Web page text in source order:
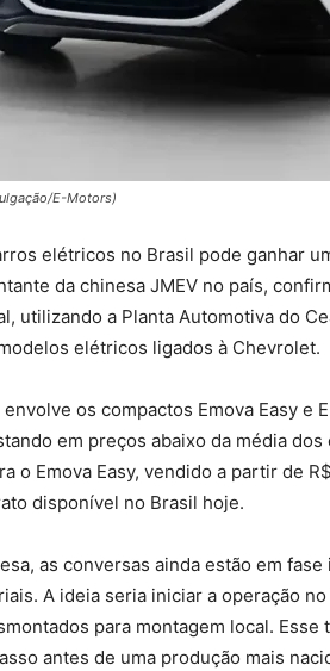
E-Motors)
elétricos no Brasil pode ganhar
da chinesa JMEV no país,
utilizando a Planta Automotiva do
elétricos ligados à Chevrolet.
os compactos Emova Easy e
em preços abaixo da média
o Emova Easy, vendido a partir de
disponível no Brasil hoje.
as conversas ainda estão em
A ideia seria iniciar a operação
para montagem local.
antes de uma produção mais